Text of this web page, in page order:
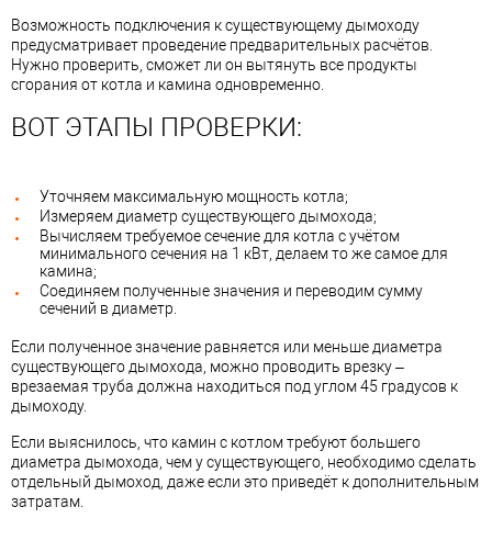
Возможность подключения к существующему дымоходу
предусматривает проведение предварительных расчётов.
Нужно проверить, сможет ли он вытянуть все продукты
сгорания от котла и камина одновременно.
ВОТ ЭТАПЫ ПРОВЕРКИ:
Уточняем максимальную мощность котла;
Измеряем диаметр существующего дымохода;
Вычисляем требуемое сечение для котла с учётом
минимального сечения на 1 кВт, делаем то же самое для
камина;
Соединяем полученные значения и переводим сумму
сечений в диаметр.
Если полученное значение равняется или меньше диаметра
существующего дымохода, можно проводить врезку –
врезаемая труба должна находиться под углом 45 градусов к
дымоходу.
Если выяснилось, что камин с котлом требуют большего
диаметра дымохода, чем у существующего, необходимо сделать
отдельный дымоход, даже если это приведёт к дополнительным
затратам.